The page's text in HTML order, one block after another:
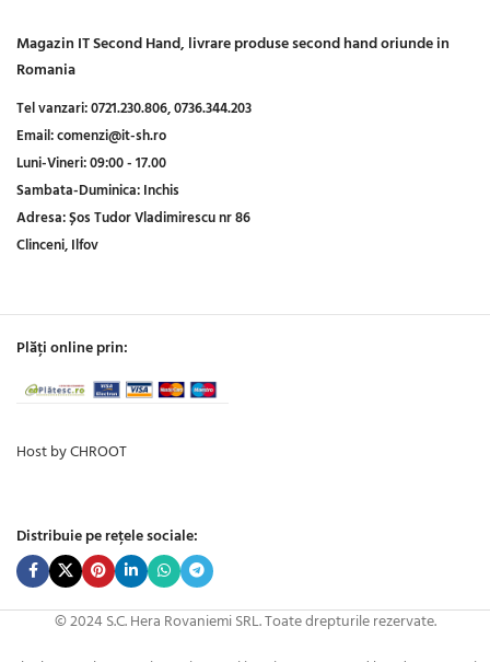
Magazin IT Second Hand, livrare produse second hand oriunde in
Romania
Tel vanzari:0721.230.806,0736.344.203
Email:comenzi@it-sh.ro
Luni-Vineri:09:00 - 17.00
Sambata-Duminica:Inchis
Adresa:Șos Tudor Vladimirescu nr 86
Clinceni, Ilfov
Plăți online prin:
Host by CHROOT
Distribuie pe rețele sociale:
© 2024 S.C. Hera Rovaniemi SRL. Toate drepturile rezervate.